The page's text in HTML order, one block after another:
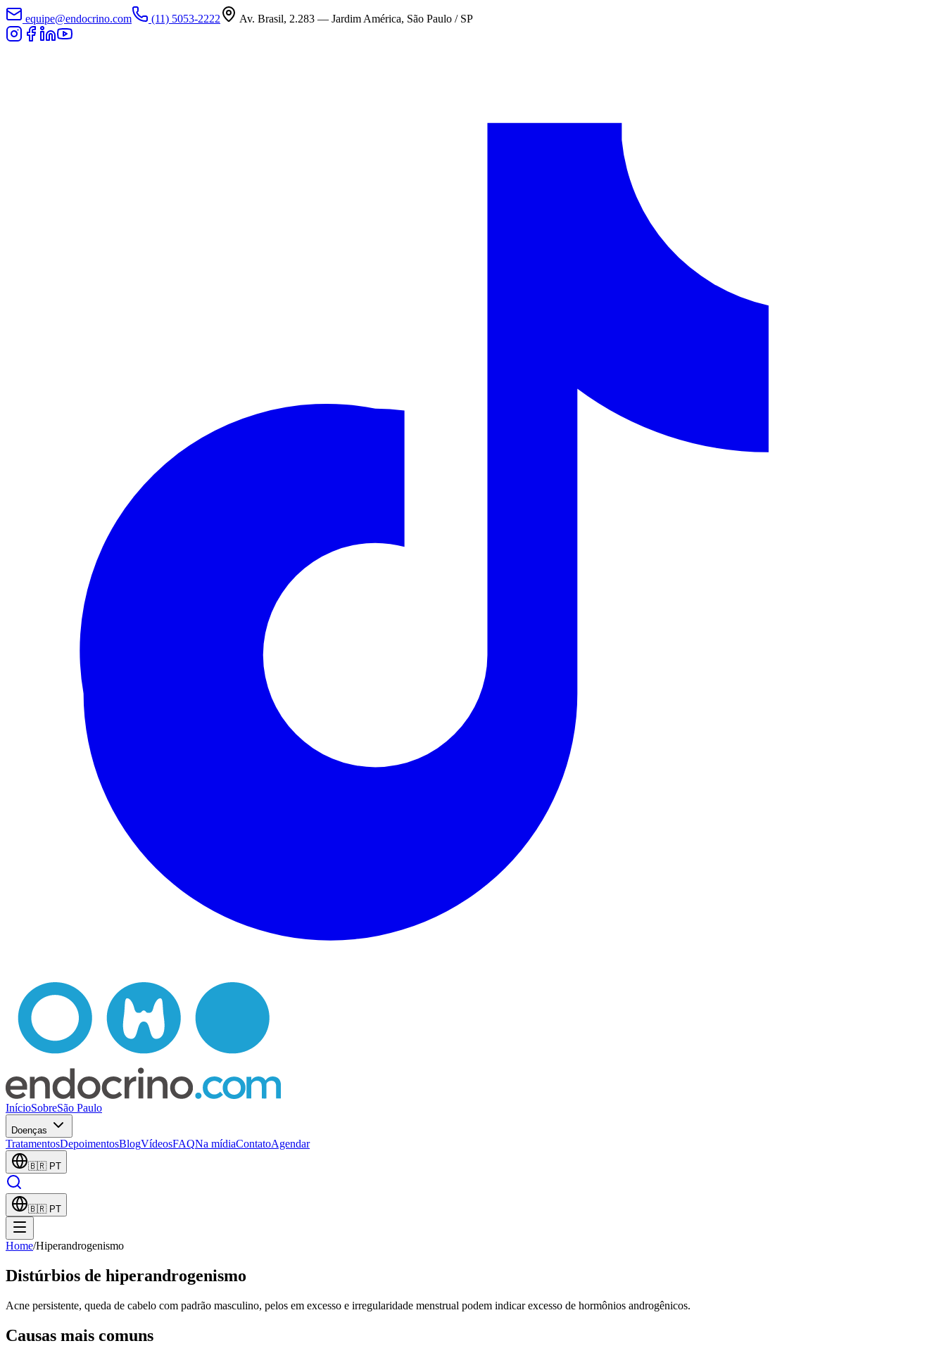
equipe@endocrino.com (11) 5053-2222 Av. Brasil, 2.283 — Jardim América, São Paulo / SP
InícioSobreSão Paulo
Doenças
TratamentosDepoimentosBlogVídeosFAQNa mídiaContatoAgendar
🇧🇷 PT
🇧🇷 PT
Home/Hiperandrogenismo
Distúrbios de hiperandrogenismo
Acne persistente, queda de cabelo com padrão masculino, pelos em excesso e irregularidade menstrual podem indicar excesso de hormônios androgênicos.
Causas mais comuns